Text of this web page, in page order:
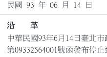
民國 93 年 06 月 14 日
沿 革
中華民國93年6月14日臺北
第09332564001號函發布停止